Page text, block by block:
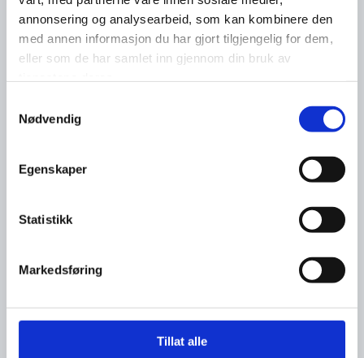
annonsering og analysearbeid, som kan kombinere den
med annen informasjon du har gjort tilgjengelig for dem,
eller som de har samlet inn gjennom din bruk av
Nødvendig
Egenskaper
Statistikk
Markedsføring
Tillat alle